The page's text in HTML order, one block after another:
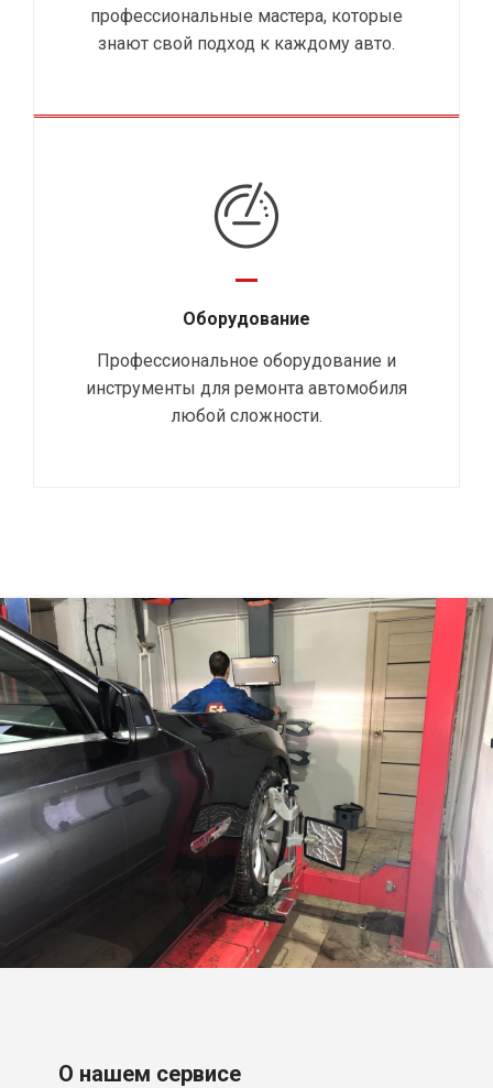
профессиональные мастера, которые
знают свой подход к каждому авто.
Оборудование
Профессиональное оборудование и
инструменты для ремонта автомобиля
любой сложности.
О нашем сервисе